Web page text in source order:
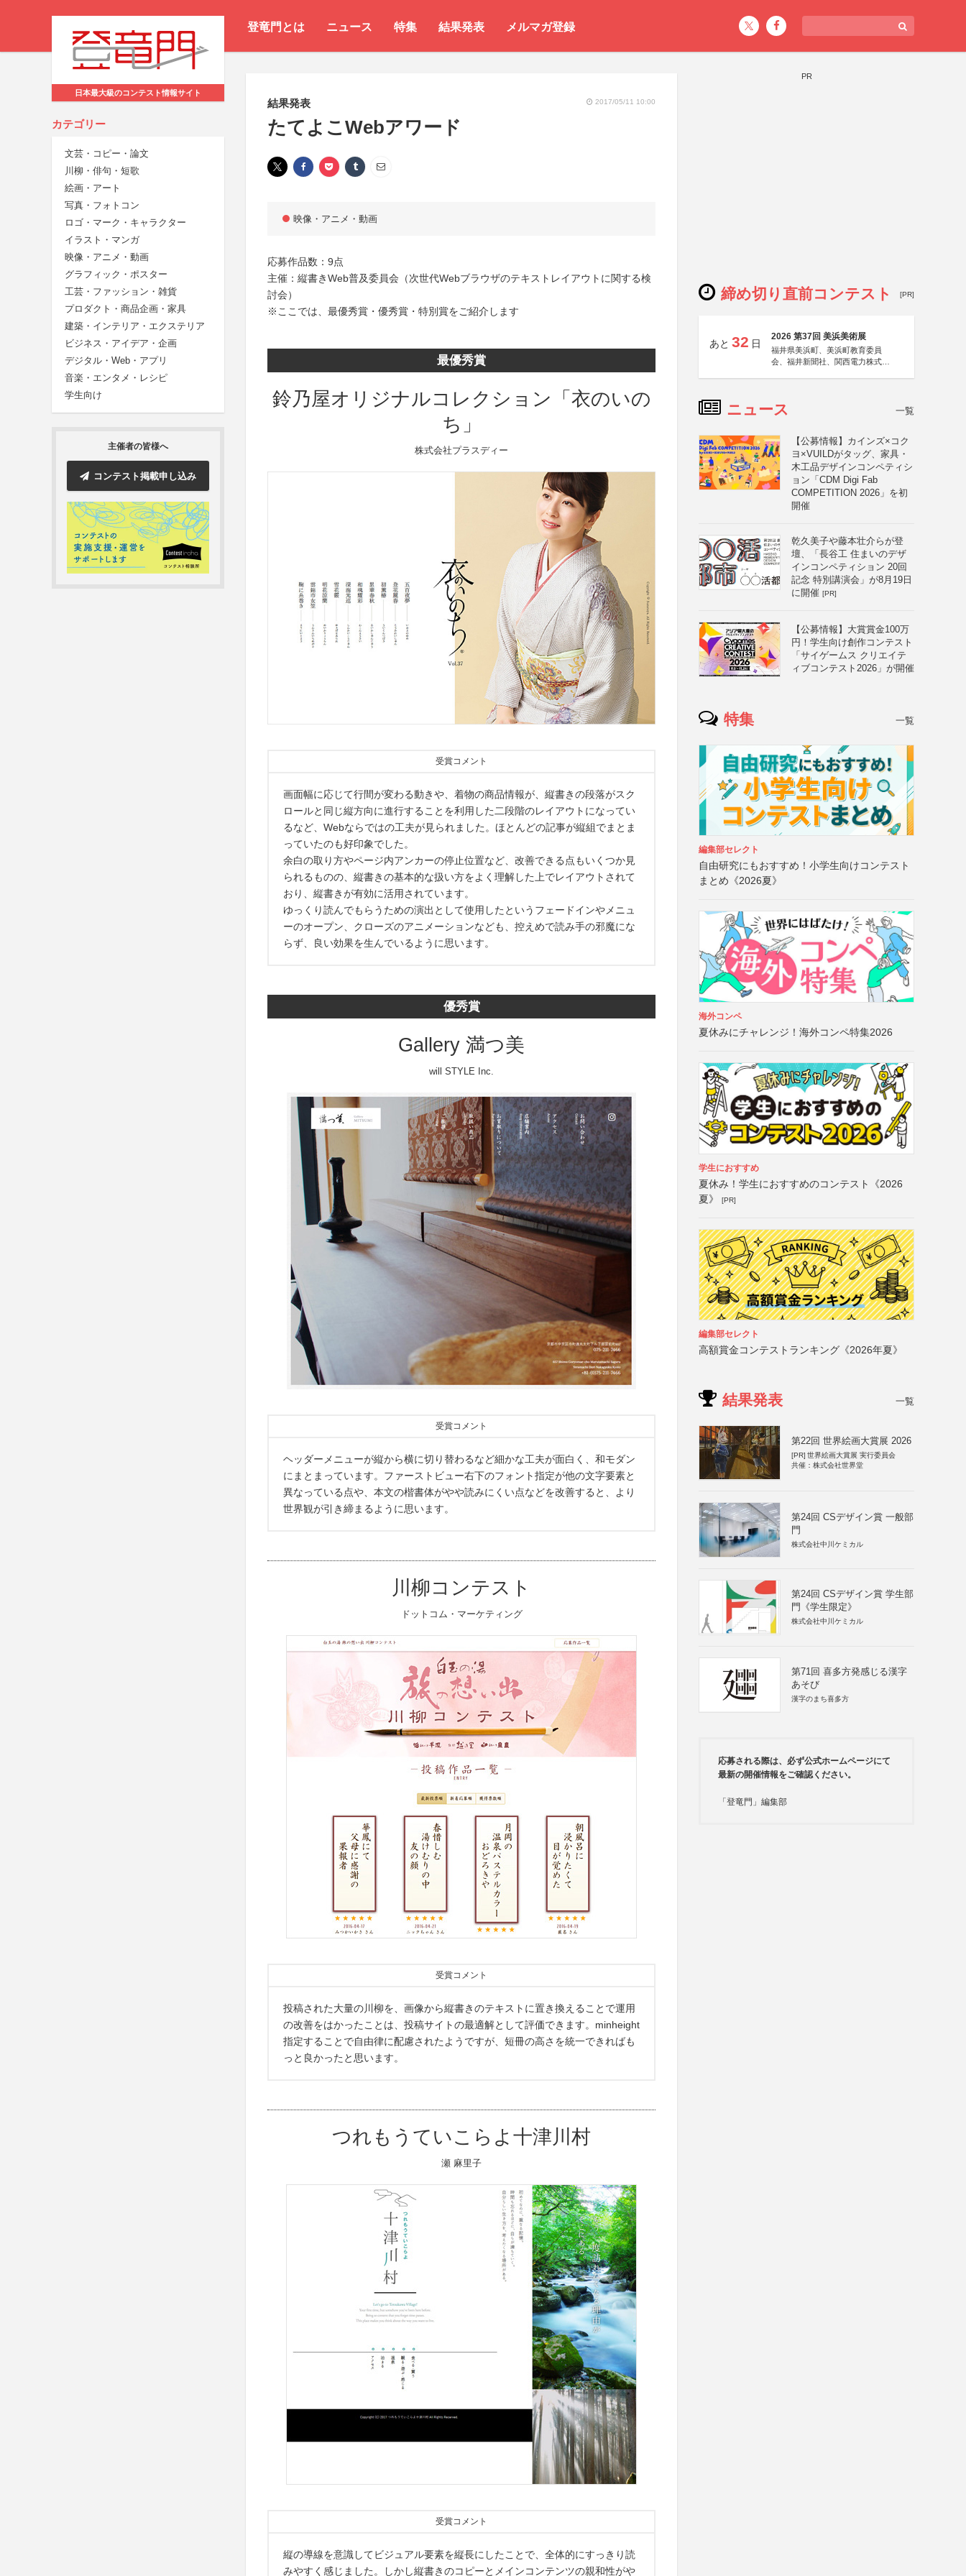
登竜門とは ニュース 特集 結果発表 メルマガ登録
日本最大級のコンテスト情報サイト
カテゴリー
文芸・コピー・論文
川柳・俳句・短歌
絵画・アート
写真・フォトコン
ロゴ・マーク・キャラクター
イラスト・マンガ
映像・アニメ・動画
グラフィック・ポスター
工芸・ファッション・雑貨
プロダクト・商品企画・家具
建築・インテリア・エクステリア
ビジネス・アイデア・企画
デジタル・Web・アプリ
音楽・エンタメ・レシピ
学生向け
主催者の皆様へ
コンテスト掲載申し込み
結果発表 2017/05/11 10:00
たてよこWebアワード
映像・アニメ・動画
応募作品数：9点
主催：縦書きWeb普及委員会（次世代Webブラウザのテキストレイアウトに関する検
討会）
※ここでは、最優秀賞・優秀賞・特別賞をご紹介します
最優秀賞
鈴乃屋オリジナルコレクション「衣のいの
ち」
株式会社プラスディー
受賞コメント
画面幅に応じて行間が変わる動きや、着物の商品情報が、縦書きの段落がスク
ロールと同じ縦方向に進行することを利用した二段階のレイアウトになってい
るなど、Webならではの工夫が見られました。ほとんどの記事が縦組でまとま
っていたのも好印象でした。
余白の取り方やページ内アンカーの停止位置など、改善できる点もいくつか見
られるものの、縦書きの基本的な扱い方をよく理解した上でレイアウトされて
おり、縦書きが有効に活用されています。
ゆっくり読んでもらうための演出として使用したというフェードインやメニュ
ーのオープン、クローズのアニメーションなども、控えめで読み手の邪魔にな
らず、良い効果を生んでいるように思います。
優秀賞
Gallery 満つ美
will STYLE Inc.
受賞コメント
ヘッダーメニューが縦から横に切り替わるなど細かな工夫が面白く、和モダン
にまとまっています。ファーストビュー右下のフォント指定が他の文字要素と
異なっている点や、本文の楷書体がやや読みにくい点などを改善すると、より
世界観が引き締まるように思います。
川柳コンテスト
ドットコム・マーケティング
受賞コメント
投稿された大量の川柳を、画像から縦書きのテキストに置き換えることで運用
の改善をはかったことは、投稿サイトの最適解として評価できます。minheight
指定することで自由律に配慮されたようですが、短冊の高さを統一できればも
っと良かったと思います。
つれもうていこらよ十津川村
瀬 麻里子
受賞コメント
縦の導線を意識してビジュアル要素を縦長にしたことで、全体的にすっきり読
みやすく感じました。しかし縦書きのコピーとメインコンテンツの親和性がや
PR
締め切り直前コンテスト [PR]
あと 32 日
2026 第37回 美浜美術展
福井県美浜町、美浜町教育委員
会、福井新聞社、関西電力株式会
ニュース 一覧
【公募情報】カインズ×コク
ヨ×VUILDがタッグ、家具・
木工品デザインコンペティシ
ョン「CDM Digi Fab
COMPETITION 2026」を初
開催
乾久美子や藤本壮介らが登
壇、「長谷工 住まいのデザ
インコンペティション 20回
記念 特別講演会」が8月19日
に開催 [PR]
【公募情報】大賞賞金100万
円！学生向け創作コンテスト
「サイゲームス クリエイテ
ィブコンテスト2026」が開催
特集 一覧
編集部セレクト
自由研究にもおすすめ！小学生向けコンテスト
まとめ《2026夏》
海外コンペ
夏休みにチャレンジ！海外コンペ特集2026
学生におすすめ
夏休み！学生におすすめのコンテスト《2026
夏》
[PR]
編集部セレクト
高額賞金コンテストランキング《2026年夏》
結果発表 一覧
第22回 世界絵画大賞展 2026
[PR] 世界絵画大賞展 実行委員会
共催：株式会社世界堂
第24回 CSデザイン賞 一般部
門
株式会社中川ケミカル
第24回 CSデザイン賞 学生部
門《学生限定》
株式会社中川ケミカル
第71回 喜多方発感じる漢字
あそび
漢字のまち喜多方
応募される際は、必ず公式ホームページにて
最新の開催情報をご確認ください。
「登竜門」編集部